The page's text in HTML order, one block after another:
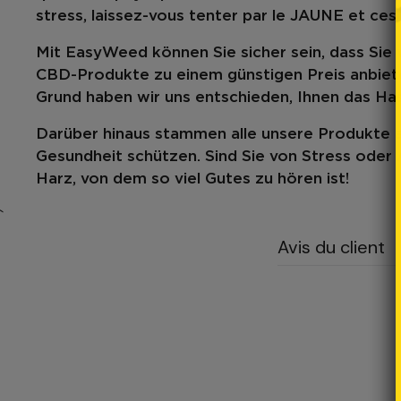
stress, laissez-vous tenter par le JAUNE et
Mit EasyWeed
können Sie sicher sein, dass
CBD-Produkte zu einem günstigen Preis
Grund haben wir uns entschieden, Ihnen das
Darüber hinaus stammen alle unsere Produkte
Gesundheit schützen. Sind Sie von Stress
Harz, von dem so viel Gutes zu hören ist!
`
Avis du client